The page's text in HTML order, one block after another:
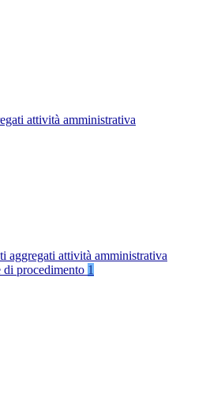
attività amministrativa
aggregati attività amministrativa
procedimento 1